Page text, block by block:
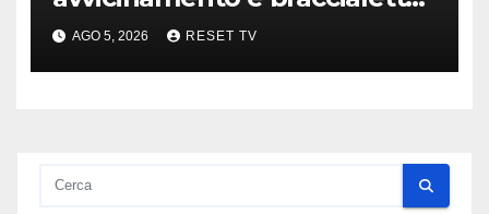
per i genitori di Martina
Carbonaro
AGO 5, 2026 RESET TV